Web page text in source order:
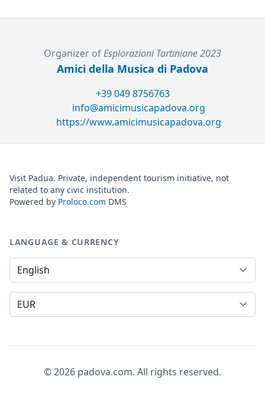
Organizer ofEsplorazioni Tartiniane 2023
Amici della Musica di Padova
+39 049 8756763
info@amicimusicapadova.org
https://www.amicimusicapadova.org
Visit Padua. Private, independent tourism initiative, not
related to any civic institution.
Powered by Proloco.com DMS
LANGUAGE & CURRENCY
Language
Currency
© 2026 padova.com. All rights reserved.